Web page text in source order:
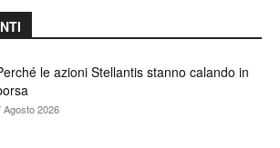
le azioni Stellantis stanno calando in
Agosto 2026